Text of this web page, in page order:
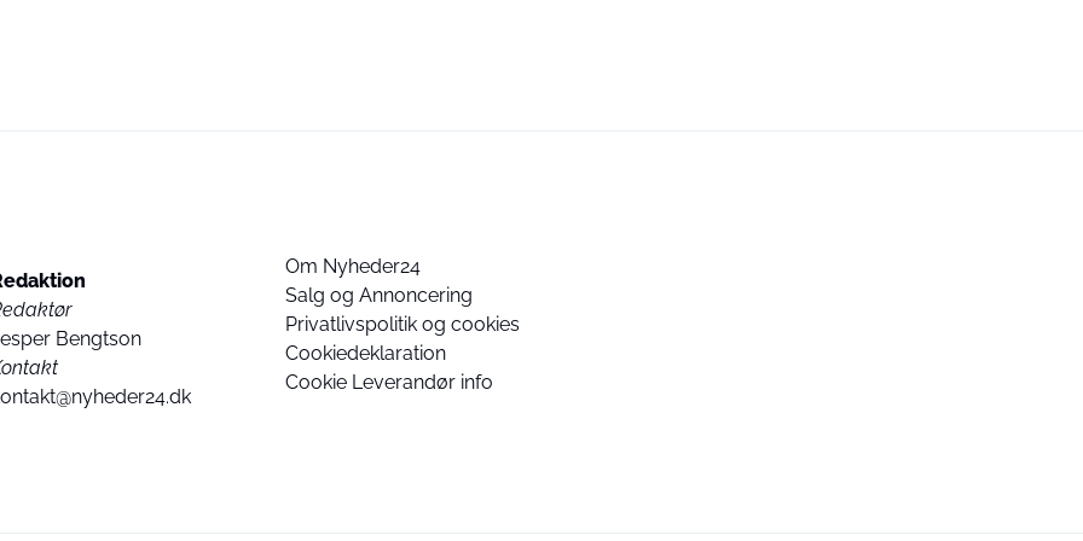
Bengtson
Om Nyheder24
Salg og Annoncering
Privatlivspolitik og cookies
Cookiedeklaration
Cookie Leverandør info